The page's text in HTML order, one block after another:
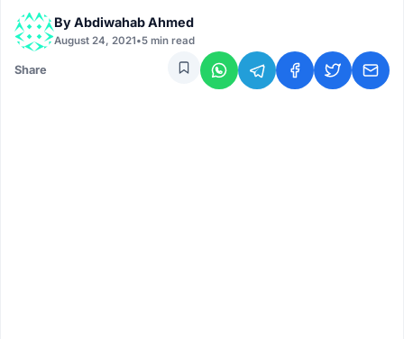
ByAbdiwahab Ahmed
August 24, 2021•5 min read
Share